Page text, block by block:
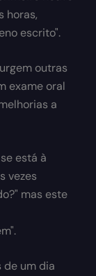
horas,
escrito".
outras
exame oral
a
está à
vezes
mas este
de um dia